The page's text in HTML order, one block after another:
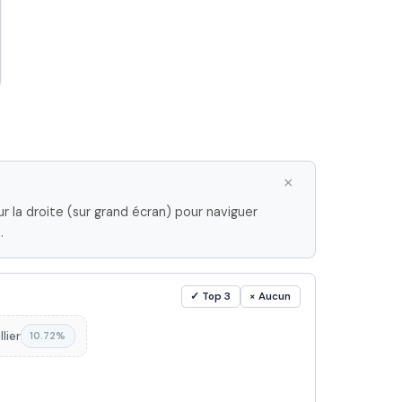
la droite (sur grand écran) pour naviguer
×
✓ Top 3 × Aucun
10.72%